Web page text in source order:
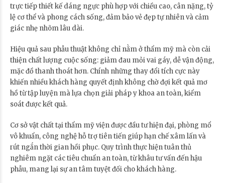
trực tiếp thiết kế dáng ngực phù hợp với chiều cao, cân nặng, tỷ
lệ cơ thể và phong cách sống, đảm bảo vẻ đẹp tự nhiên và cảm
giác nhẹ nhõm lâu dài.
Hiệu quả sau phẫu thuật không chỉ nằm ở thẩm mỹ mà còn cải
thiện chất lượng cuộc sống: giảm đau mỏi vai gáy, dễ vận động,
mặc đồ thanh thoát hơn. Chính những thay đổi tích cực này
khiến nhiều khách hàng quyết định không chờ đợi kết quả mơ
hồ từ tập luyện mà lựa chọn giải pháp y khoa an toàn, kiểm
soát được kết quả.
Cơ sở vật chất tại thẩm mỹ viện được đầu tư hiện đại, phòng mổ
vô khuẩn, công nghệ hỗ trợ tiên tiến giúp hạn chế xâm lấn và
rút ngắn thời gian hồi phục. Quy trình thực hiện tuân thủ
nghiêm ngặt các tiêu chuẩn an toàn, từ khâu tư vấn đến hậu
phẫu, mang lại sự an tâm tuyệt đối cho khách hàng.